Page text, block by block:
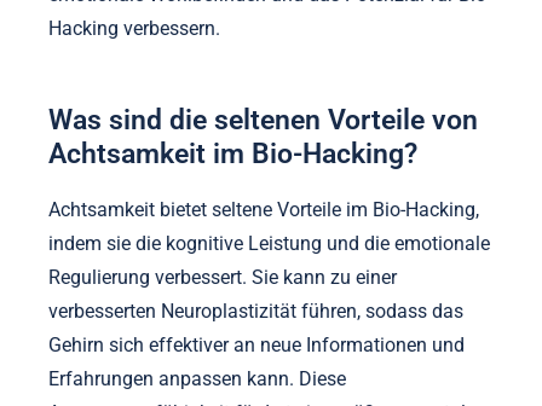
Hacking verbessern.
Was sind die seltenen Vorteile von
Achtsamkeit im Bio-Hacking?